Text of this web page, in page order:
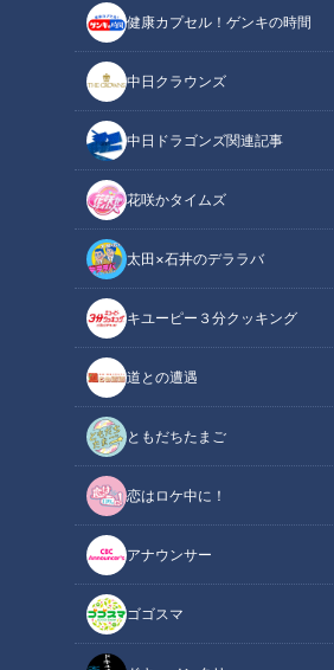
健康カプセル！ゲンキの時間
中日クラウンズ
中日ドラゴンズ関連記事
花咲かタイムズ
太田×石井のデララバ
キユーピー３分クッキング
道との遭遇
ともだちたまご
恋はロケ中に！
アナウンサー
ゴゴスマ
CBCテレビ『健康カプセル！ゲンキの時間』
健康カプセル！ゲンキの時間
「健康カプセル！ゲンキの時間
身近な健康問題とその改善法を、様々
『健康カプセル！ゲンキの時間』。
メインMCに石丸幹二さん、サブMCは
ドクターは、神奈川歯科大学 副学長